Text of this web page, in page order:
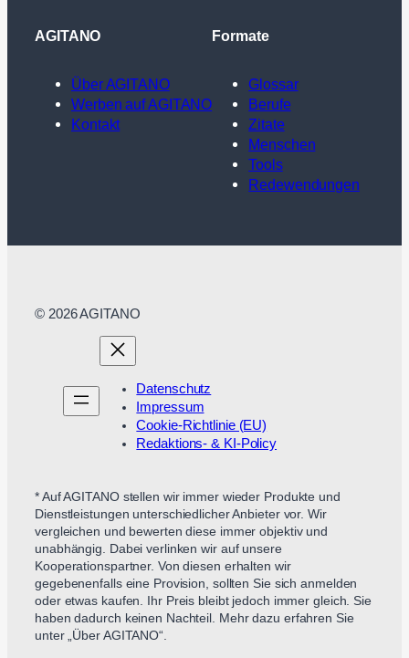
AGITANO
Über AGITANO
Werben auf AGITANO
Kontakt
Formate
Glossar
Berufe
Zitate
Menschen
Tools
Redewendungen
© 2026 AGITANO
Datenschutz
Impressum
Cookie-Richtlinie (EU)
Redaktions- & KI-Policy
* Auf AGITANO stellen wir immer wieder Produkte und
Dienstleistungen unterschiedlicher Anbieter vor. Wir
vergleichen und bewerten diese immer objektiv und
unabhängig. Dabei verlinken wir auf unsere
Kooperationspartner. Von diesen erhalten wir
gegebenenfalls eine Provision, sollten Sie sich anmelden
oder etwas kaufen. Ihr Preis bleibt jedoch immer gleich. Sie
haben dadurch keinen Nachteil. Mehr dazu erfahren Sie
unter „Über AGITANO“.